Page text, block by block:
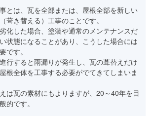
とは、瓦を全部または、屋根全部を新しい
葺き替える）工事のことです。
化した場合、塗装や通常のメンテナンスだ
状態になることがあり、こうした場合には
です。
行すると雨漏りが発生し、瓦の葺替えだけ
根全体を工事する必要がでてきてしまいま
は瓦の素材にもよりますが、20～40年を目
的です。